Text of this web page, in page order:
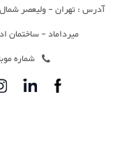
آدرس : تهران - ولیعصر
میرداماد - ساختمان اداری
شماره